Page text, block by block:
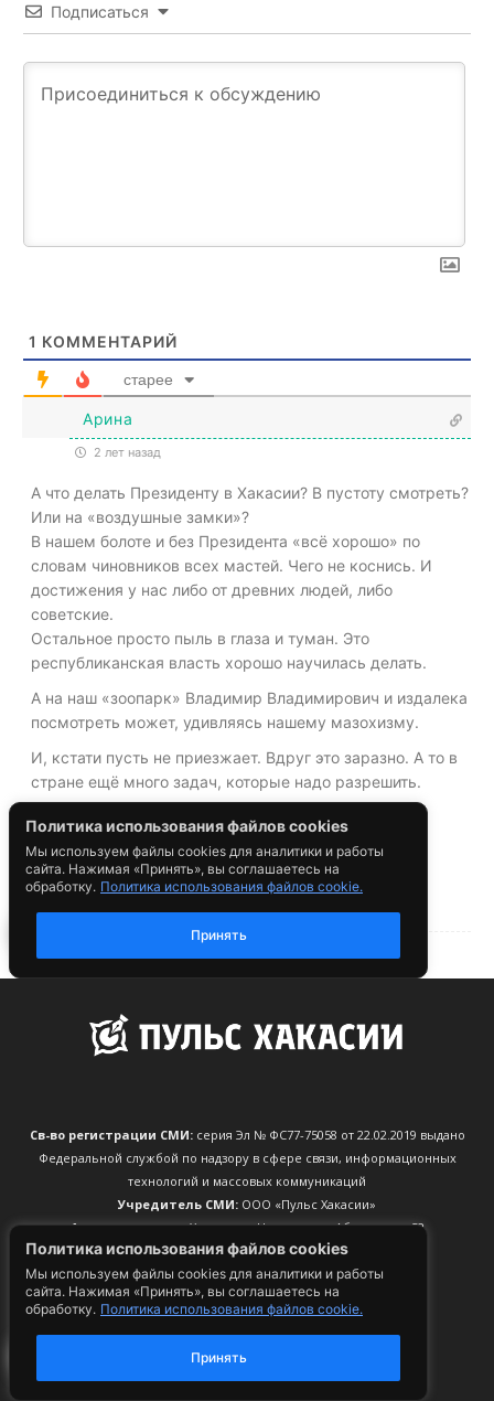
Политика использования файлов cookies
Мы используем файлы cookies для аналитики и работы
сайта. Нажимая «Принять», вы соглашаетесь на
обработку. Политика использования файлов cookie.
Принять
Св-во регистрации СМИ:серия Эл № ФС77-75058 от 22.02.2019 выдано
Федеральной службой по надзору в сфере связи, информационных
технологий и массовых коммуникаций
Учредитель СМИ: ООО «Пульс Хакасии»
Адрес редакции:Хакасия, д. Чапаево, ул. Абаканская, 52
Главный редактор:Мяхар Татьяна Ивановна
Телефон редакции:+79532587854
CМС, мессенджеры:+79532587854
Электронный адрес редакции: info@pulse19.ru
По вопросам рекламы: